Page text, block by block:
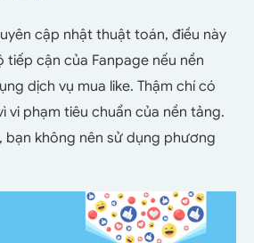
cập nhật thuật toán, điều này
cận của Fanpage nếu nền
dịch vụ mua like. Thậm chí có
vi phạm tiêu chuẩn của nền tảng.
bạn không nên sử dụng phương